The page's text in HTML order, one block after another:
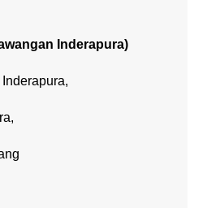
Inderapura)